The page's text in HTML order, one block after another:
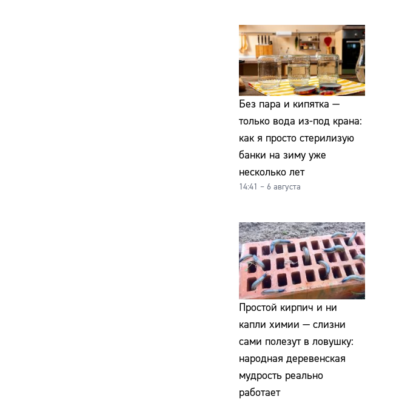
Без пара и кипятка —
только вода из-под крана:
как я просто стерилизую
банки на зиму уже
несколько лет
14:41 – 6 августа
Простой кирпич и ни
капли химии — слизни
сами полезут в ловушку:
народная деревенская
мудрость реально
работает